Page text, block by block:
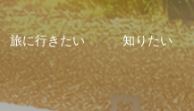
旅に行きたい 知りたい